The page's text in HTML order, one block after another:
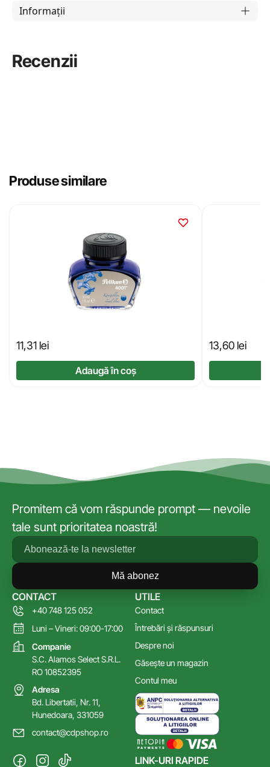
Informații
Recenzii
Produse similare
11,31 lei
Adaugă în coș
13,60 lei
Promitem că vom răspunde prompt — nevoile
tale sunt prioritatea noastră!
Mă abonez
LINK-URI RAPIDE
UTILE
Contact
Întrebări și răspunsuri
Despre noi
Găsește un magazin
Contul meu
CONTACT
+40 748 125 052
Luni – Vineri: 09:00-17:00
Companie
S.C. Alamos Select S.R.L.
RO 10852395
Adresa
Bd. Libertatii, Nr. 11,
Hunedoara, 331059
contact@cdpshop.ro